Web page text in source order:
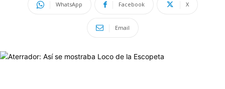
WhatsApp Facebook X
Email